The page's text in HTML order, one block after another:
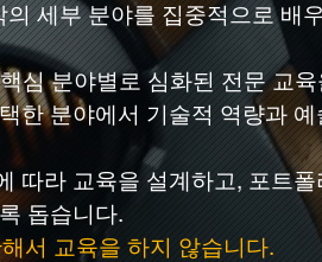
세부 분야를 집중적으로 배
심 분야별로 심화된 전문 교
한 분야에서 기술적 역량과
따라 교육을 설계하고, 포트
돕습니다.
서 교육을 하지 않습니다.